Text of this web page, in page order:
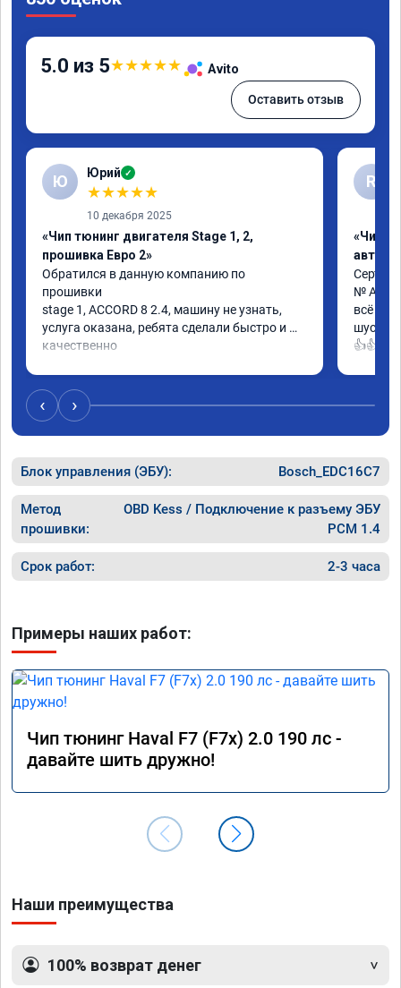
5.0 из 5★★★★★ Avito
Оставить отзыв
Ю Юрий ✓
★★★★★
10 декабря 2025
«Чип тюнинг двигателя Stage 1, 2,
прошивка Евро 2»
Обратился в данную компанию по
прошивки
stage 1, ACCORD 8 2.4, машину не узнать,
услуга оказана, ребята сделали быстро и
качественно
R
«Чип
№
всё
👍👍
‹ ›
Блок управления (ЭБУ): Bosch_EDC16C7
Метод
прошивки:
OBD Kess / Подключение к разъему ЭБУ
PCM 1.4
Срок работ: 2-3 часа
Примеры наших работ:
Чип тюнинг Haval F7 (F7x) 2.0 190 лс -
давайте шить дружно!
Наши преимущества
100% возврат денег